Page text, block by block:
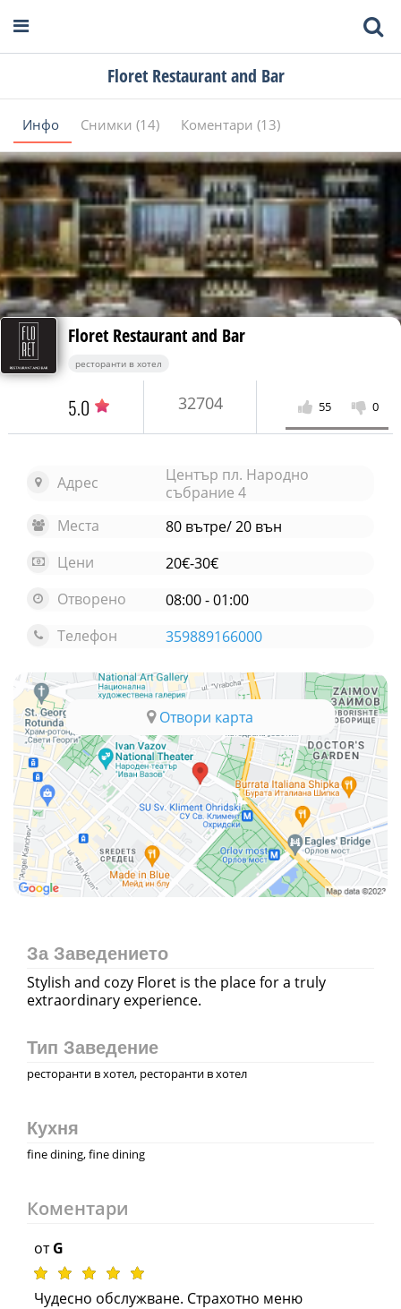
Floret Restaurant and Bar
Инфо Снимки (14) Коментари (13)
Floret Restaurant and Bar
ресторанти в хотел
5.0 32704 55 0
Адрес
Център пл. Народно
събрание 4
Места
80 вътре/ 20 вън
Цени
20€-30€
Отворено
08:00 - 01:00
Телефон
359889166000
Отвори карта
За Заведението
Stylish and cozy Floret is the place for a truly
extraordinary experience.
Тип Заведение
ресторанти в хотел, ресторанти в хотел
Кухня
fine dining, fine dining
Коментари
отG
Чудесно обслужване. Страхотно меню